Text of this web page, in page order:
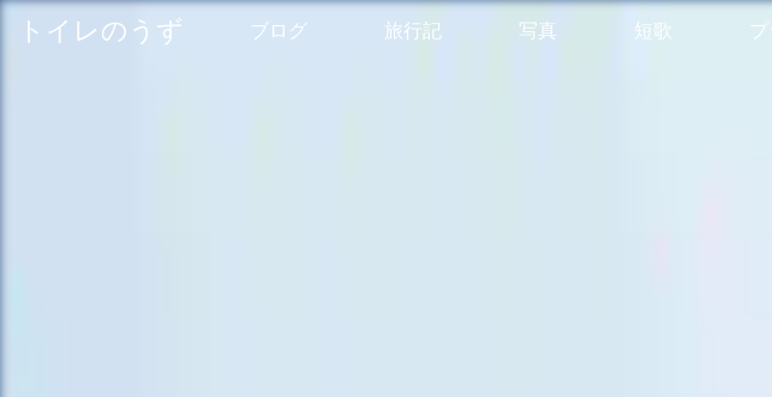
トイレのうず ブログ 旅行記 写真 短歌